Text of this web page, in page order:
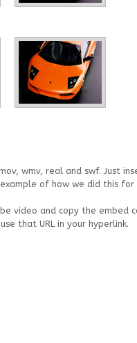
wmv, real and swf. Just
of how we did this for
video and copy the embed
that URL in your hyperlink.